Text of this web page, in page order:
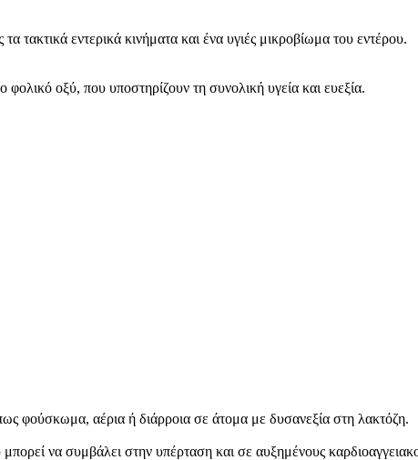
τακτικά εντερικά κινήματα και ένα υγιές μικροβίωμα του εντέρου.
φολικό οξύ, που υποστηρίζουν τη συνολική υγεία και ευεξία.
φούσκωμα, αέρια ή διάρροια σε άτομα με δυσανεξία στη λακτόζη.
να συμβάλει στην υπέρταση και σε αυξημένους